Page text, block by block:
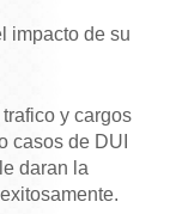
impacto de su
y cargos
casos de DUI
daran la